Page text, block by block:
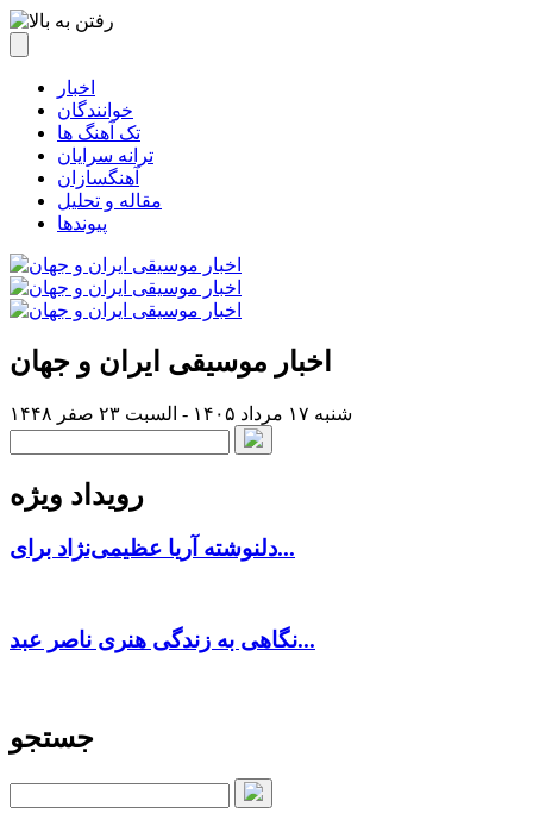
اخبار
خوانندگان
تک آهنگ ها
ترانه سرایان
آهنگسازان
مقاله و تحلیل
پیوندها
اخبار موسیقی ایران و جهان
شنبه ۱۷ مرداد ۱۴۰۵ - السبت ۲۳ صفر ۱۴۴۸
رویداد ویژه
دلنوشته آریا عظیمی‌نژاد برای...
نگاهی به زندگی هنری ناصر عبد...
جستجو